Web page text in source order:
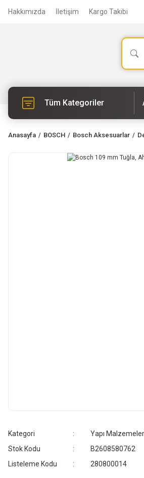
Hakkımızda İletişim Kargo Takibi
Tüm Kategoriler
Anasayfa BOSCH Bosch Aksesuarlar
Kategori
Yapı
Stok Kodu
B2608580762
Listeleme Kodu
280800014